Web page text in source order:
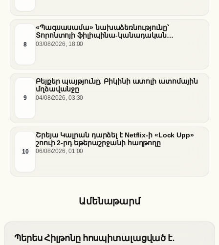
8
«Պագսասամա» նախաձեռնությունը՝
Տորոնտոյի ֆիլիպինա-կանադական
արվեստագետների համար
03/08/2026, 18:00
9
Բեյքեր պայթյունը. Բիկինի ատոլի ատոմային
մղձավանջը
04/08/2026, 03:30
10
Շրեյա Կալրան դարձել է Netflix-ի «Lock Upp»
շոուի 2-րդ եթերաշրջանի հաղթողը
06/08/2026, 01:00
Ամենաթարմ
Պերես Հիլթոնը հոսպիտալացված է.